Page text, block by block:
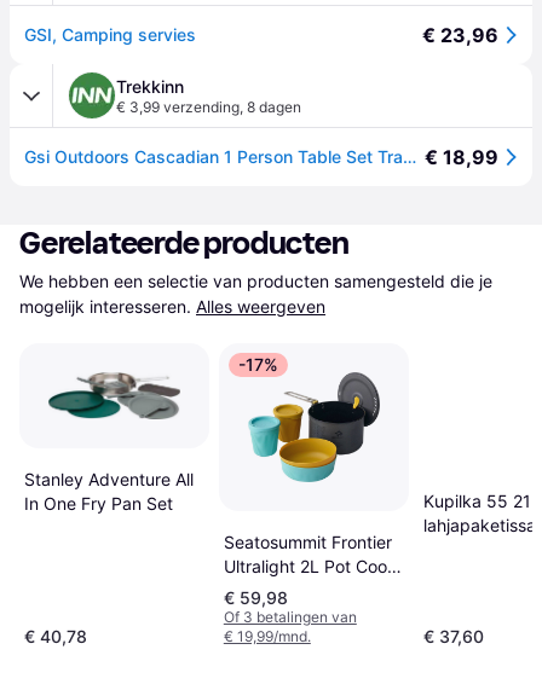
GSI, Camping servies € 23,96
Trekkinn
€ 3,99 verzending, 8 dagen
Gsi Outdoors Cascadian 1 Person Table Set Transparant € 18,99
Gerelateerde producten
We hebben een selectie van producten samengesteld die je
mogelijk interesseren. Alles weergeven
Stanley Adventure All
In One Fry Pan Set
€ 40,78
-17%
Seatosummit Frontier
Ultralight 2L Pot Cook
Set 3 Piece
€ 59,98
Of 3 betalingen van
€ 19,99/mnd.
Kupilka 55 21
lahjapaketissa
€ 37,60